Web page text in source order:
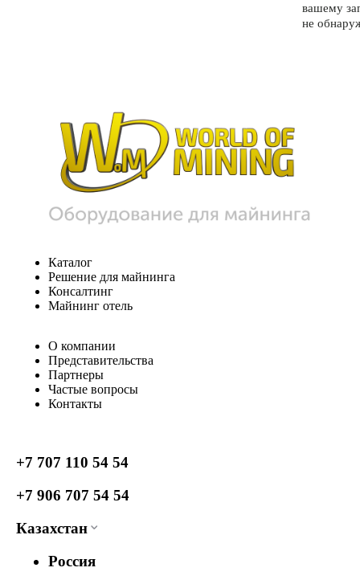
вашему
не
Каталог
Решение для майнинга
Консалтинг
Майнинг отель
О компании
Представительства
Партнеры
Частые вопросы
Контакты
+7 707 110 54 54
+7 906 707 54 54
Казахстан
Россия